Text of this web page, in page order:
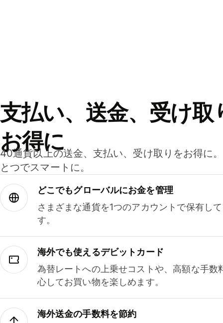
支払い、送金、受け取
お得に
40通貨以上の送金、支払い、受け取りをお得に
とつでスマートに。
どこでもグ⁠ロ⁠ー⁠バ⁠ルにお金を管理
さまざまな通貨を1つのアカウントで保有し
す。
海外でも使えるデビットカード
為替レートへの上乗せコストや、高額な手数
心してお買い物を楽しめます。
海外送金の手数料を節約